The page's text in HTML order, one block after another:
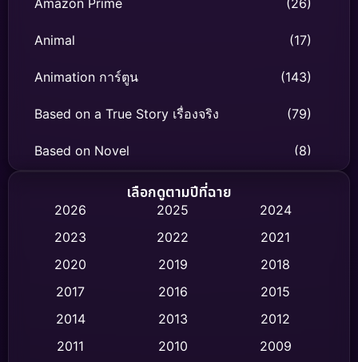
Amazon Prime (26)
Animal (17)
Animation การ์ตูน (143)
Based on a True Story เรื่องจริง (79)
Based on Novel (8)
Biography ชีวิตจริง
Classic หนังคลาสสิก (47)
Comedy ตลก (446)
เลือกดูตามปีที่ฉาย
2026 2025
2024
2023
2022
2021
2020
2019
2018
2017
2016
2015
2014
2013
2012
2011
2010
2009